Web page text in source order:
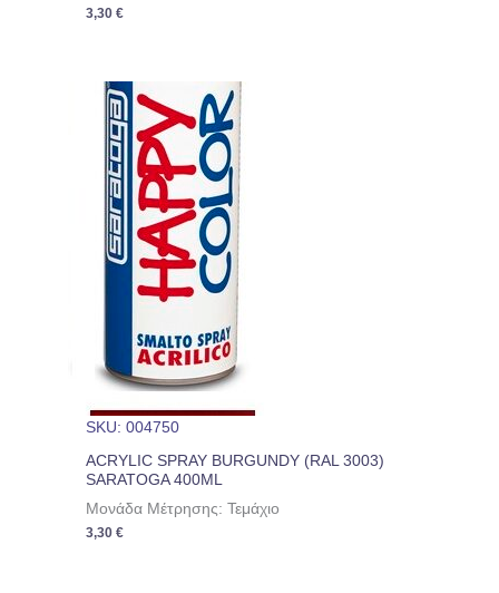
3,30€
SKU: 004750
ACRYLIC SPRAY BURGUNDY (RAL 3003)
SARATOGA 400ML
Μονάδα Μέτρησης: Τεμάχιο
3,30€